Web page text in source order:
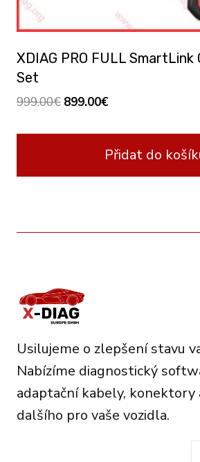
XDIAG PRO FULL SmartLink
Set
999.00€ Original
was:
999.00€.
899.00€Current
is:
899.00€.
Přidat do
Usilujeme o zlepšení stavu
Nabízíme diagnostický
adaptační kabely, konektory
dalšího pro vaše vozidla.